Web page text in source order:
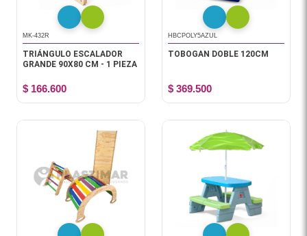
MK-432R
TRIÁNGULO ESCALADOR
GRANDE 90X80 CM - 1 PIEZA
$ 166.600
HBCPOLY5AZUL
TOBOGAN DOBLE 120CM
$ 369.500